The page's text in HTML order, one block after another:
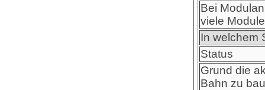
Bei
viele Module
In welchem
Status
Grund die
Bahn zu